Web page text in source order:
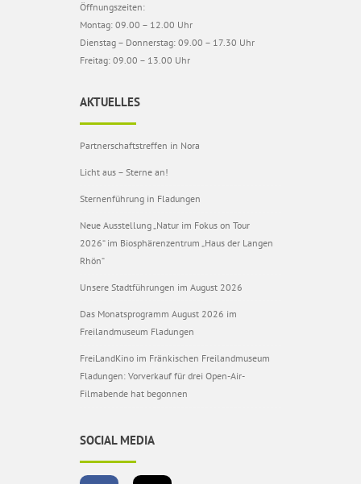
Öffnungszeiten:
Montag: 09.00 – 12.00 Uhr
Dienstag – Donnerstag: 09.00 – 17.30 Uhr
Freitag: 09.00 – 13.00 Uhr
AKTUELLES
Partnerschaftstreffen in Nora
Licht aus – Sterne an!
Sternenführung in Fladungen
Neue Ausstellung „Natur im Fokus on Tour
2026“ im Biosphärenzentrum „Haus der Langen
Rhön“
Unsere Stadtführungen im August 2026
Das Monatsprogramm August 2026 im
Freilandmuseum Fladungen
FreiLandKino im Fränkischen Freilandmuseum
Fladungen: Vorverkauf für drei Open-Air-
Filmabende hat begonnen
SOCIAL MEDIA